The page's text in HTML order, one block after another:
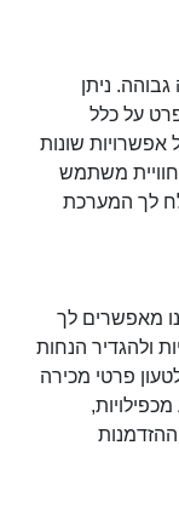
ניתן
על כלל
אפשרויות שונות
משתמש
לך המערכת
מאפשרים לך
ולהגדיר הנחות
פרטי מכירה